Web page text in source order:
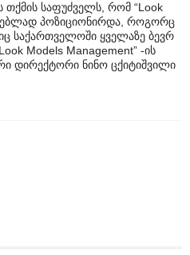
თქმის საფუძველს, რომ “Look
პოზიციონირდა, როგორც
საქართველოში ყველაზე ბევრ
Models Management” -ის
დირექტორი ნინო ცქიტიშვილი